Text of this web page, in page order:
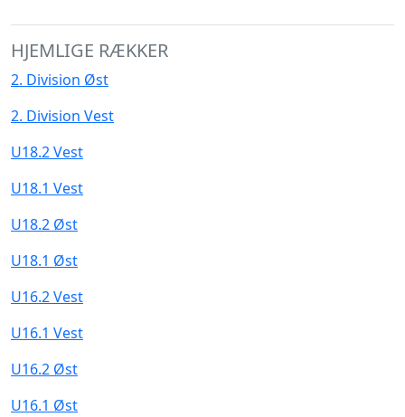
HJEMLIGE RÆKKER
2. Division Øst
2. Division Vest
U18.2 Vest
U18.1 Vest
U18.2 Øst
U18.1 Øst
U16.2 Vest
U16.1 Vest
U16.2 Øst
U16.1 Øst